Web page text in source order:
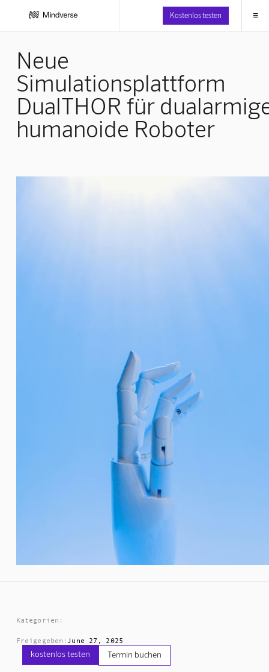
Kostenlos testen ≡
Neue
Simulationsplattform
DualTHOR für
humanoide Roboter
Kategorien:
Freigegeben: June 27, 2025
kostenlos testen Termin buchen